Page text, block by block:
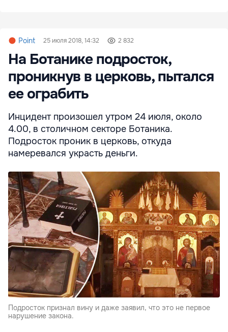
Point 25 июля 2018, 14:32 2 832
На Ботанике подросток,
проникнув в церковь, пытался
ее ограбить
Инцидент произошел утром 24 июля, около
4.00, в столичном секторе Ботаника.
Подросток проник в церковь, откуда
намеревался украсть деньги.
Подросток признал вину и даже заявил, что это не первое
нарушение закона.